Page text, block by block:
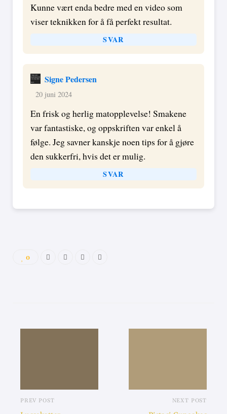
Kunne vært enda bedre med en video som
viser teknikken for å få perfekt resultat.
SVAR
Signe Pedersen
20 juni 2024
En frisk og herlig matopplevelse! Smakene
var fantastiske, og oppskriften var enkel å
følge. Jeg savner kanskje noen tips for å gjøre
den sukkerfri, hvis det er mulig.
SVAR
0
PREV POST NEXT POST